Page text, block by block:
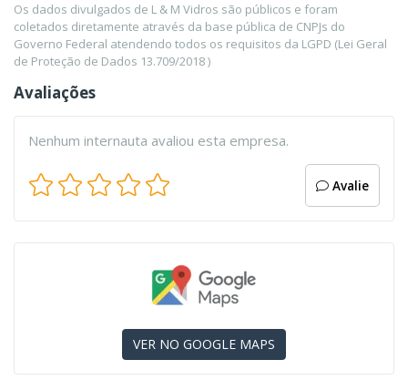
Os dados divulgados de L & M Vidros são públicos e foram
coletados diretamente através da base pública de CNPJs do
Governo Federal atendendo todos os requisitos da LGPD (Lei Geral
de Proteção de Dados 13.709/2018 )
Avaliações
Nenhum internauta avaliou esta empresa.
Avalie
VER NO GOOGLE MAPS